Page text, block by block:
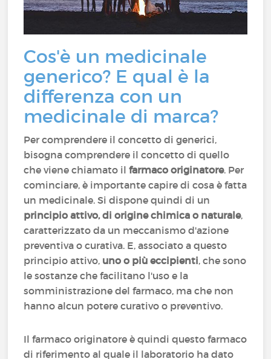
Cos'è un medicinale
generico? E qual è la
differenza con un
medicinale di marca?
Per comprendere il concetto di generici,
bisogna comprendere il concetto di quello
che viene chiamato ilfarmaco originatore. Per
cominciare, è importante capire di cosa è fatta
un medicinale. Si dispone quindi di un
principio attivo, di origine chimica o naturale,
caratterizzato da un meccanismo d'azione
preventiva o curativa. E, associato a questo
principio attivo, uno o più eccipienti, che sono
le sostanze che facilitano l'uso e la
somministrazione del farmaco, ma che non
hanno alcun potere curativo o preventivo.
Il farmaco originatore è quindi questo farmaco
di riferimento al quale il laboratorio ha dato